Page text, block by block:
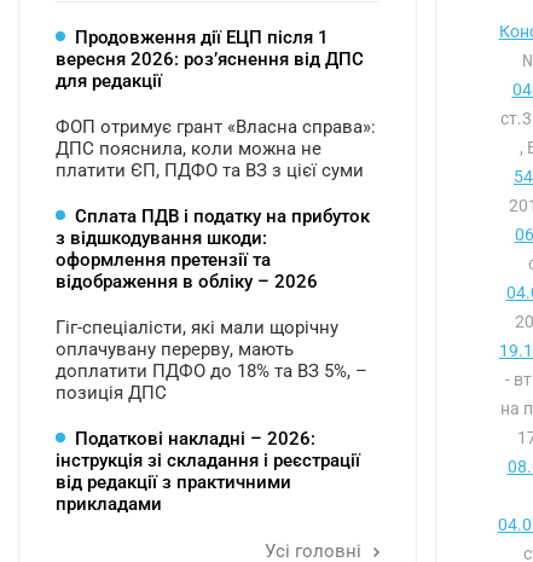
,
-
на
Продовження дії ЕЦП після 1
вересня 2026: розʼяснення від ДПС
для редакції
ФОП отримує грант «Власна справа»:
ДПС пояснила, коли можна не
платити ЄП, ПДФО та ВЗ з цієї суми
Сплата ПДВ і податку на прибуток
з відшкодування шкоди:
оформлення претензії та
відображення в обліку – 2026
Гіг-спеціалісти, які мали щорічну
оплачувану перерву, мають
доплатити ПДФО до 18% та ВЗ 5%, –
позиція ДПС
Податкові накладні – 2026:
інструкція зі складання і реєстрації
від редакції з практичними
прикладами
Усі головні